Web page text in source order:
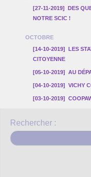
[27-11-2019] DES
NOTRE SCIC !
OCTOBRE
[14-10-2019] LES
CITOYENNE
[05-10-2019] AU
[04-10-2019] VICHY
[03-10-2019]
Rechercher :